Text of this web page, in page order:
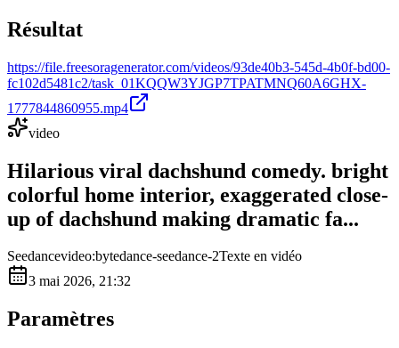
Résultat
https://file.freesoragenerator.com/videos/93de40b3-545d-4b0f-bd00-
fc102d5481c2/task_01KQQW3YJGP7TPATMNQ60A6GHX-
1777844860955.mp4
video
Hilarious viral dachshund comedy. bright
colorful home interior, exaggerated close-
up of dachshund making dramatic fa...
Seedancevideo:bytedance-seedance-2Texte en vidéo
3 mai 2026, 21:32
Paramètres